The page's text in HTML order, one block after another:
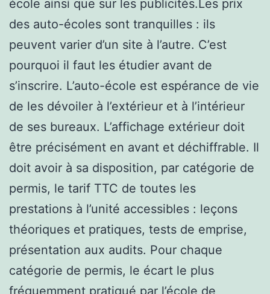
école ainsi que sur les publicités.Les prix
des auto-écoles sont tranquilles : ils
peuvent varier d’un site à l’autre. C’est
pourquoi il faut les étudier avant de
s’inscrire. L’auto-école est espérance de vie
de les dévoiler à l’extérieur et à l’intérieur
de ses bureaux. L’affichage extérieur doit
être précisément en avant et déchiffrable. Il
doit avoir à sa disposition, par catégorie de
permis, le tarif TTC de toutes les
prestations à l’unité accessibles : leçons
théoriques et pratiques, tests de emprise,
présentation aux audits. Pour chaque
catégorie de permis, le écart le plus
fréquemment pratiqué par l’école de